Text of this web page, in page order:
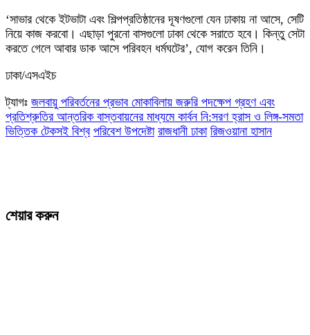
‘সাভার থেকে ইটভাটা এবং শিল্পপ্রতিষ্ঠানের দূষণগুলো যেন ঢাকায় না আসে, সেটি
নিয়ে কাজ করবো। এছাড়া পুরনো বাসগুলো ঢাকা থেকে সরাতে হবে। কিন্তু সেটা
করতে গেলে আবার ডাক আসে পরিবহন ধর্মঘটের’, যোগ করেন তিনি।
ঢাকা/এসএইচ
ট্যাগঃ জলবায়ু পরিবর্তনের প্রভাব মোকাবিলায় জরুরি পদক্ষেপ গ্রহণ এবং
প্রতিশ্রুতির আন্তরিক বাস্তবায়নের মাধ্যমে কার্বন নি:সরণ হ্রাস ও লিঙ্গ-সমতা
ভিত্তিক টেকসই বিশ্ব পরিবেশ উপদেষ্টা রাজধানী ঢাকা রিজওয়ানা হাসান
শেয়ার করুন